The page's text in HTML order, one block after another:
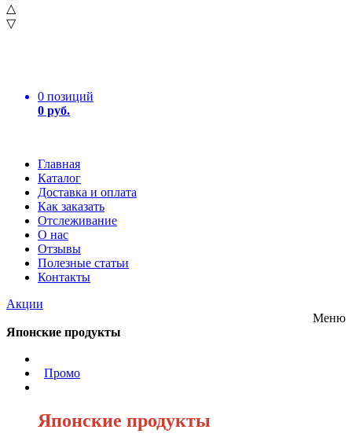
△
▽
0 позиций
0 руб.
Главная
Каталог
Доставка и оплата
Как заказать
Отслеживание
О нас
Отзывы
Полезные статьи
Контакты
Акции
Меню
Японские продукты
Промо
Японские продукты